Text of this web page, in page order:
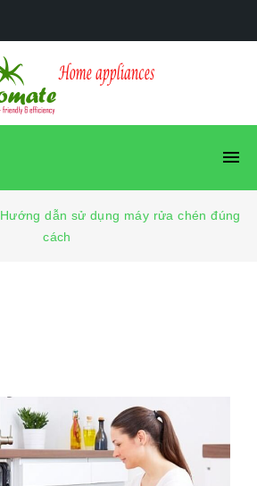
Hướng dẫn sử dụng máy rửa chén đúng
cách